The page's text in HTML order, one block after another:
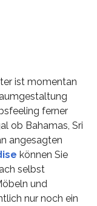
ist momentan
ferner
ob Bahamas, Sri
angesagten
können Sie
selbst
und
nur noch ein